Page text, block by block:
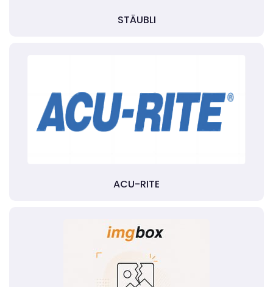
STÄUBLI
ACU-RITE